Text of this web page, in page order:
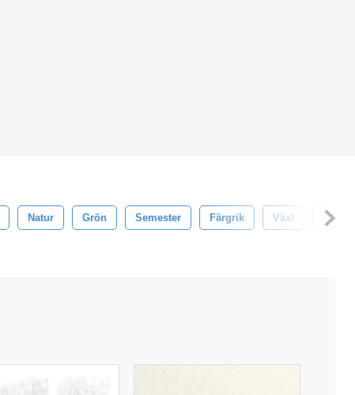
Natur Grön Semester Färgrik Växt